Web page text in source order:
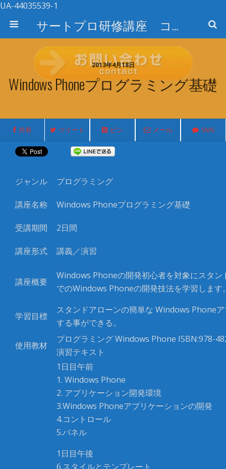
UA-44035539-1
サートプロ研修講座 コース検索
2013年4月18日
Windows Phoneプログラミング基礎
共有 ツイート ピン メール SMS
ジャンル プログラミング
講座名称 Windows Phoneプログラミング基礎
受講期間 2日間
講座形式 講義／演習
講座概要
Windows Phoneの開発初心者を対象にスタン
でのWindows Phoneの開発技法を学習します
学習目標
スタンドアローンの簡単な Windows Phone
する事ができる。
使用教材
プログラミングWindows Phone ISBN:978-
演習テキスト
1日目午前
1. Windows Phone
2. アプリケーション開発環境
3.Windows Phoneアプリケーションの開発
4.コントロール
5.パネル
1日目午後
6.スタイルとテンプレート